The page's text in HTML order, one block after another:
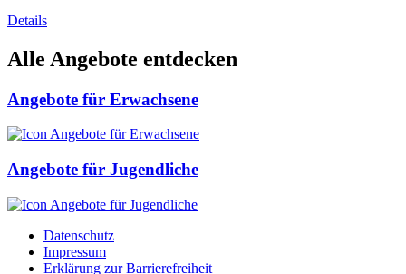
Details
Alle Angebote entdecken
Angebote für Erwachsene
Angebote für Jugendliche
Datenschutz
Impressum
Erklärung zur Barriere­­freiheit